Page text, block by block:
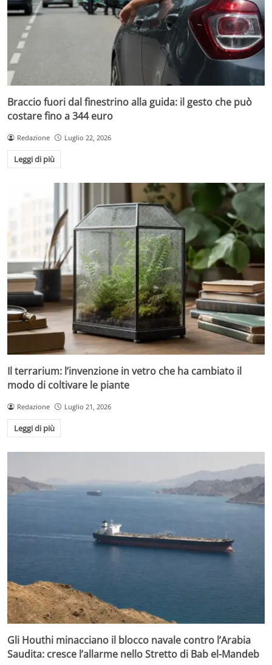
Braccio fuori dal finestrino alla guida: il gesto che può
costare fino a 344 euro
Redazione Luglio 22, 2026
Leggi di più
Il terrarium: l’invenzione in vetro che ha cambiato il
modo di coltivare le piante
Redazione Luglio 21, 2026
Leggi di più
Gli Houthi minacciano il blocco navale contro l’Arabia
Saudita: cresce l’allarme nello Stretto di Bab el-Mandeb